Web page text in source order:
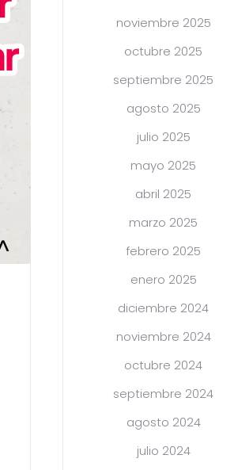
noviembre 2025
octubre 2025
septiembre 2025
agosto 2025
julio 2025
mayo 2025
abril 2025
marzo 2025
febrero 2025
enero 2025
diciembre 2024
noviembre 2024
octubre 2024
septiembre 2024
agosto 2024
julio 2024